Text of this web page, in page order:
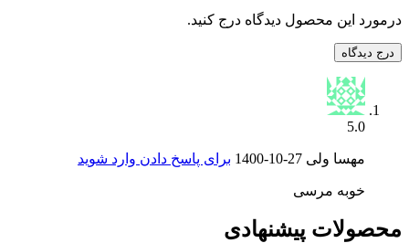
درمورد این محصول دیدگاه درج کنید.
درج دیدگاه
5.0
مهسا ولی 1400-10-27 برای پاسخ دادن وارد شوید
خوبه مرسی
محصولات پیشنهادی